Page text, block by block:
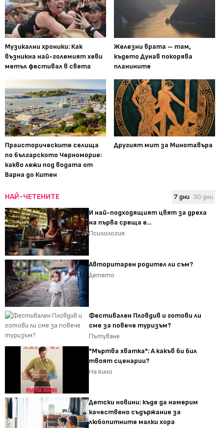
Музикални хроники: Как
възникна най-големият хеви
метъл фестивал в света
Железни врата – там,
където Дунав покорява
планините
Праисторическите селища
по българското Черноморие:
какво лежи под водата от
Варна до Китен
Другият мит за Минотавъра
НАЙ-ЧЕТЕНИТЕ 7 дни 30 дни
И най-подходящият цвят за дреха
на първа среща е...
Психология
Авторитарен родител ли съм?
Детето
Фестивален Пловдив и готови ли
сме за повече туризъм?
Пътуване
"Мъртва хватка": А какъв би бил
твоят сценарии?
На кино
Детски новини: къде да намерим
качествено съдържание за
любопитните малки хора